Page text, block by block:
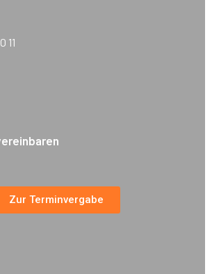
11
Zur Terminvergabe